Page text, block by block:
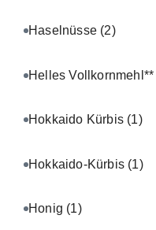
Haselnüsse (2)
Helles Vollkornmehl**
Hokkaido Kürbis (1)
Hokkaido-Kürbis (1)
Honig (1)